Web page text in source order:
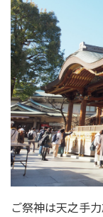
ご祭神は天之手